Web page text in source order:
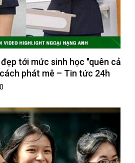
tới mức sinh học "quên cả
phát mê – Tin tức 24h
0